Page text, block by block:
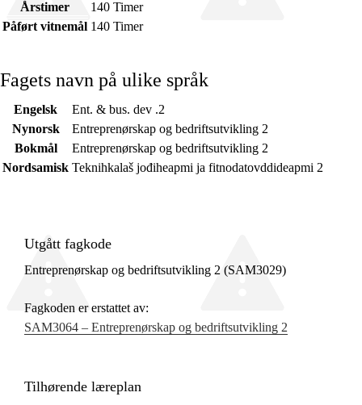
Årstimer
140 Timer
Påført vitnemål 140 Timer
Fagets navn på ulike språk
Engelsk
Ent. & bus. dev .2
Nynorsk
Entreprenørskap og bedriftsutvikling 2
Bokmål
Entreprenørskap og bedriftsutvikling 2
Nordsamisk Teknihkalaš jođiheapmi ja fitnodatovddideapmi 2
Utgått fagkode
Entreprenørskap og bedriftsutvikling 2 (SAM3029)
Fagkoden er erstattet av:
SAM3064 – Entreprenørskap og bedriftsutvikling 2
Tilhørende læreplan